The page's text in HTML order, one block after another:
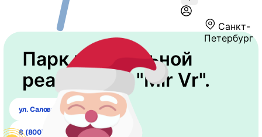
Санкт-
Петербург
Парк виртуальной
реальности "Mir Vr".
ул. Салова, 61 (этаж 2)
8 (800) 500-69-45